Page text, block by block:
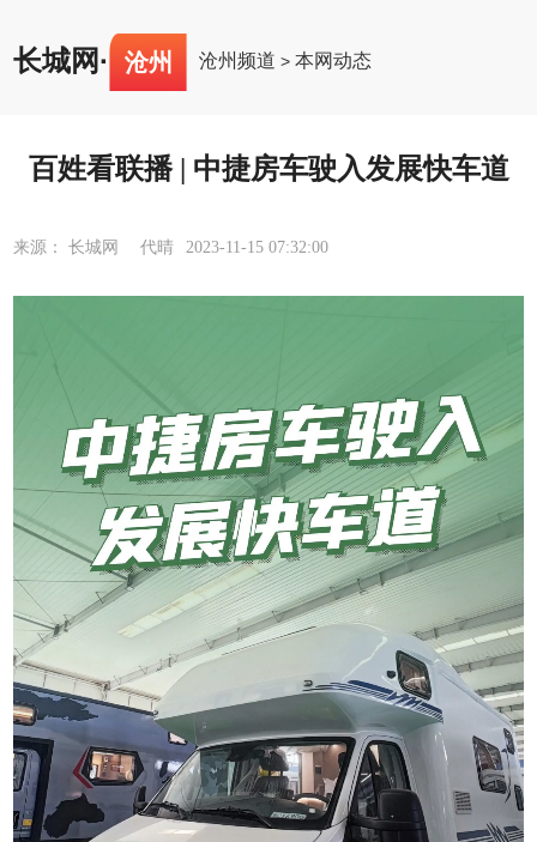
长城网· 沧州 沧州频道 >本网动态
百姓看联播 | 中捷房车驶入发展快车道
来源： 长城网 代晴 2023-11-15 07:32:00